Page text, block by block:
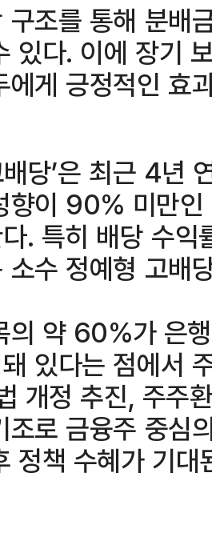
구조를 통해 분배
있다. 이에 장기
에게 긍정적인 효
당’은 최근 4년
향이 90% 미만
. 특히 배당 수
소수 정예형 고배
의 약 60%가 은
있다는 점에서
개정 추진, 주주
조로 금융주 중심
정책 수혜가 기대